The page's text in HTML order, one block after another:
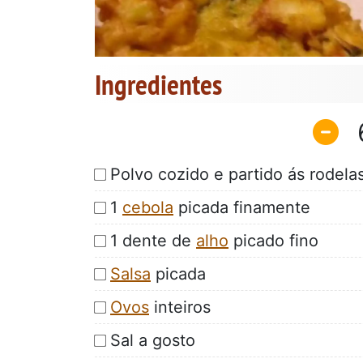
Ingredientes
Polvo cozido e partido ás
1 cebola picada finamente
1 dente de alho picado fino
Salsa picada
Ovos inteiros
Sal a gosto